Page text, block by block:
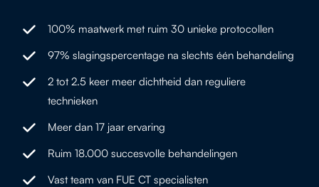
100% maatwerk met ruim 30 unieke protocollen
97% slagingspercentage na slechts één behandeling
2 tot 2.5 keer meer dichtheid dan reguliere
technieken
Meer dan 17 jaar ervaring
Ruim 18.000 succesvolle behandelingen
Vast team van FUE CT specialisten